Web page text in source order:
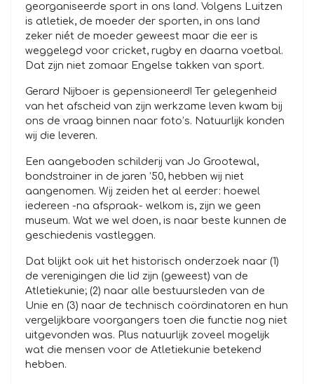
georganiseerde sport in ons land. Volgens Luitzen
is atletiek, de moeder der sporten, in ons land
zeker niét de moeder geweest maar die eer is
weggelegd voor cricket, rugby en daarna voetbal.
Dat zijn niet zomaar Engelse takken van sport.
Gerard Nijboer is gepensioneerd! Ter gelegenheid
van het afscheid van zijn werkzame leven kwam bij
ons de vraag binnen naar foto’s. Natuurlijk konden
wij die leveren.
Een aangeboden schilderij van Jo Grootewal,
bondstrainer in de jaren ’50, hebben wij niet
aangenomen. Wij zeiden het al eerder: hoewel
iedereen -na afspraak- welkom is, zijn we geen
museum. Wat we wel doen, is naar beste kunnen de
geschiedenis vastleggen.
Dat blijkt ook uit het historisch onderzoek naar (1)
de verenigingen die lid zijn (geweest) van de
Atletiekunie; (2) naar alle bestuursleden van de
Unie en (3) naar de technisch coördinatoren en hun
vergelijkbare voorgangers toen die functie nog niet
uitgevonden was. Plus natuurlijk zoveel mogelijk
wat die mensen voor de Atletiekunie betekend
hebben.